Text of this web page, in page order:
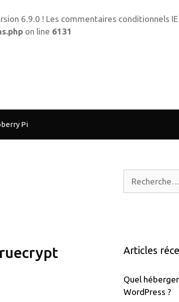
6.9.0 ! Les commentaires conditionnels
on line 6131
Pi
Articles
Quel
WordPress ?